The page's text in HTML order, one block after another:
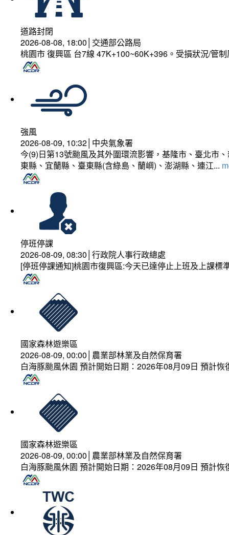
道路封閉
2026-08-08, 18:00│交通部公路局
桃園市 復興區 台7線 47K+100~60K+396。受損狀況/管
強風
2026-08-09, 10:32│中央氣象署
今(9)日第13號颱風及其外圍環流影響，基隆市、臺北市
東縣、宜蘭縣、臺東縣(含綠島、蘭嶼)、澎湖縣、連江...
停班停課
2026-08-09, 08:30│行政院人事行政總處
[停班停課通知]桃園市復興區:今天已達停止上班及上課
國家森林遊樂區
2026-08-09, 00:00│農業部林業及自然保育署
白海豚颱風休園 預計開始日期：2026年08月09日 預計
國家森林遊樂區
2026-08-09, 00:00│農業部林業及自然保育署
白海豚颱風休園 預計開始日期：2026年08月09日 預計